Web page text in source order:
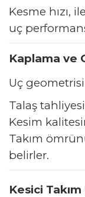
Kesme hızı,
uç
Kaplama ve
Uç geometrisi
Talaş
Kesim
Takım
belirler.
Kesici Takım